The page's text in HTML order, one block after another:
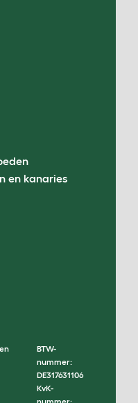
en kanaries
BTW-
nummer:
DE317631106
KvK-